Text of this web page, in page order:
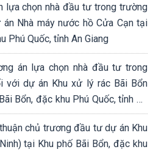
lựa chọn nhà đầu tư trong trường
Nhà máy nước hồ Cửa Cạn tại
Phú Quốc, tỉnh An Giang
án lựa chọn nhà đầu tư trong
với dự án Khu xử lý rác Bãi Bổn
Bổn, đặc khu Phú Quốc, tỉnh An
chủ trương đầu tư dự án Khu
tại Khu phố Bãi Bổn, đặc khu